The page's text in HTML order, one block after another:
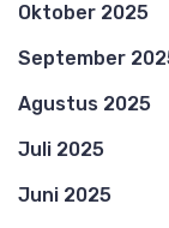
Oktober 2025
September
Agustus 2025
Juli 2025
Juni 2025